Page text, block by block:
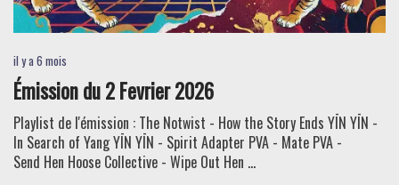
il y a 6 mois
Émission du 2 Fevrier 2026
Playlist de l'émission : The Notwist - How the Story Ends YĪN YĪN -
In Search of Yang YĪN YĪN - Spirit Adapter PVA - Mate PVA -
Send Hen Hoose Collective - Wipe Out Hen ...